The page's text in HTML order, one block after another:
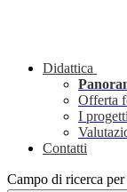
Didattica
Offerta
I
Contatti
Campo di ricerca